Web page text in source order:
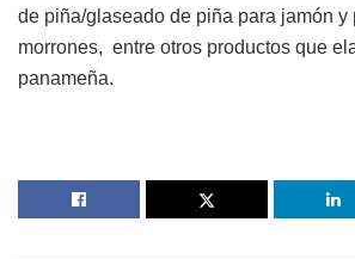
de piña/glaseado de piña para jamón y
morrones, entre otros productos que
panameña.